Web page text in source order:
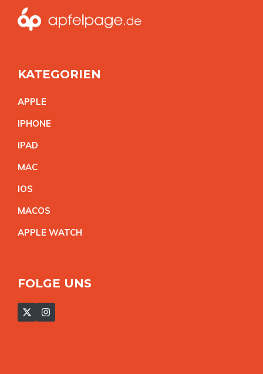
KATEGORIEN
APPLE
IPHONE
IPAD
MAC
IOS
MACOS
APPLE WATCH
FOLGE UNS